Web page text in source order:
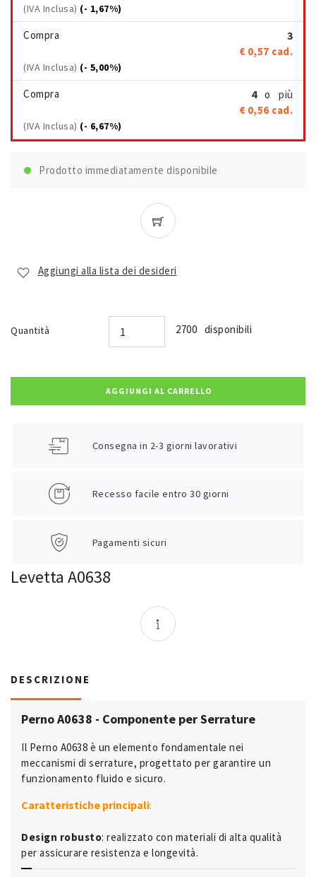
(IVA Inclusa) (- 1,67%)
Compra 3
€ 0,57 cad.
(IVA Inclusa) (- 5,00%)
Compra 4 o più
€ 0,56 cad.
(IVA Inclusa) (- 6,67%)
Prodotto immediatamente disponibile
Aggiungi alla lista dei desideri
Quantità 2700 disponibili
AGGIUNGI AL CARRELLO
Consegna in 2-3 giorni lavorativi
Recesso facile entro 30 giorni
Pagamenti sicuri
Levetta A0638
DESCRIZIONE
Perno A0638 - Componente per Serrature
Il Perno A0638 è un elemento fondamentale nei
meccanismi di serrature, progettato per garantire un
funzionamento fluido e sicuro.
Caratteristiche principali:
Design robusto: realizzato con materiali di alta qualità
per assicurare resistenza e longevità.